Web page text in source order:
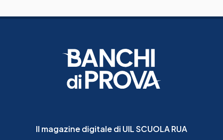
Il magazine digitale di UIL SCUOLA RUA